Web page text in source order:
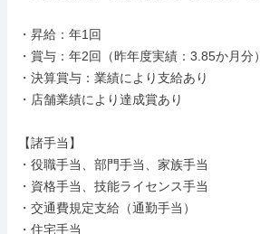
・昇給：年1回
・賞与：年2回（昨年度実績：3.85か月分）
・決算賞与：業績により支給あり
・店舗業績により達成賞あり
【諸手当】
・役職手当、部門手当、家族手当
・資格手当、技能ライセンス手当
・交通費規定支給（通勤手当）
・住宅手当